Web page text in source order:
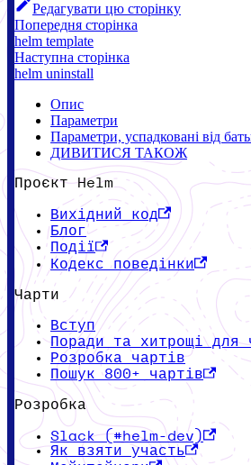
Редагувати цю сторінку
Попередня сторінка
helm template
Наступна сторінка
helm uninstall
Опис
Параметри
Параметри, успадковані від
ДИВИТИСЯ ТАКОЖ
Проєкт Helm
Вихідний код
Блог
Події
Кодекс поведінки
Чарти
Вступ
Поради та хитрощі для
Розробка чартів
Пошук 800+ чартів
Розробка
Slack (#helm-dev)
Як взяти участь